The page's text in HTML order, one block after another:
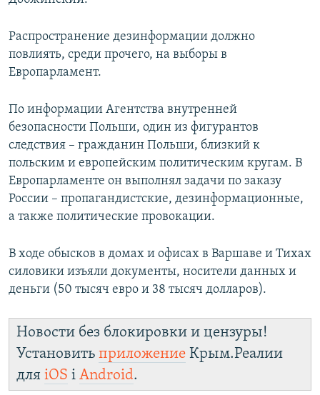
Распространение дезинформации должно
повлиять, среди прочего, на выборы в
Европарламент.
По информации Агентства внутренней
безопасности Польши, один из фигурантов
следствия – гражданин Польши, близкий к
польским и европейским политическим кругам. В
Европарламенте он выполнял задачи по заказу
России – пропагандистские, дезинформационные,
а также политические провокации.
В ходе обысков в домах и офисах в Варшаве и Тихах
силовики изъяли документы, носители данных и
деньги (50 тысяч евро и 38 тысяч долларов).
Новости без блокировки и цензуры!
Установить приложение Крым.Реалии
для iOS і Android.